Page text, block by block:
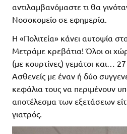
αντιλαμβανόμαστε τι θα
Νοσοκομείο σε εφημερία.
Η «Πολιτεία» κάνει αυτοψία
Μετράμε κρεβάτια! Όλοι οι
(με κουρτίνες) γεμάτοι και…
Ασθενείς με έναν ή δύο
κεφάλια τους να περιμένουν
αποτέλεσμα των εξετάσεων
γιατρός.